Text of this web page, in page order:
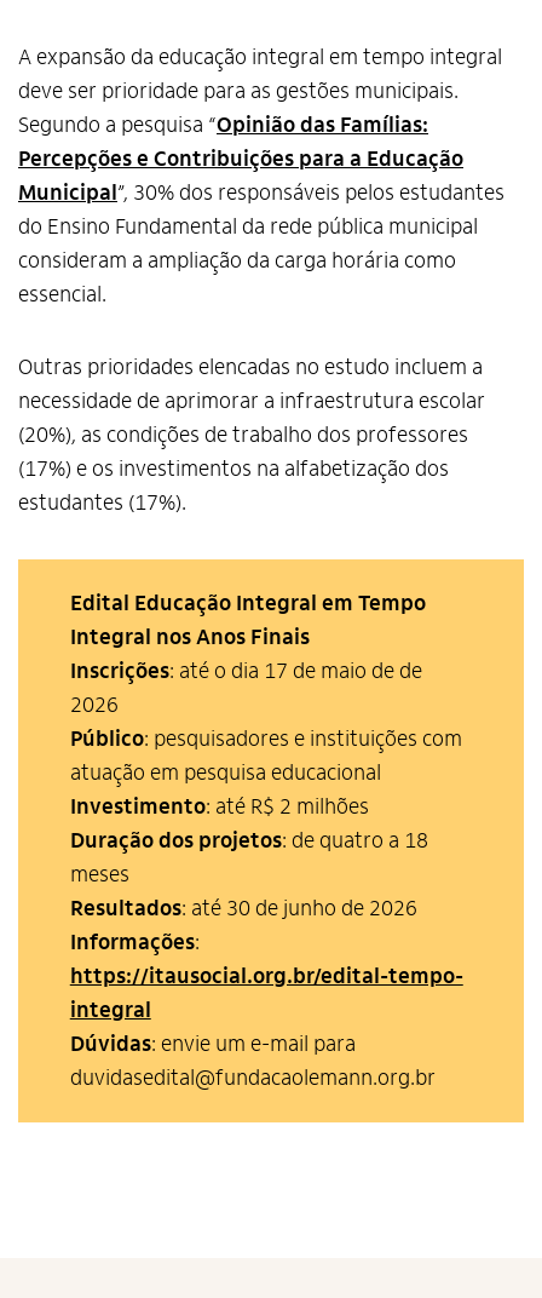
Alto Contraste
Termos de Uso e Política de
Privacidade
A expansão da educação integral em tempo integral
deve ser prioridade para as gestões municipais.
Segundo a pesquisa “Opinião das Famílias:
Percepções e Contribuições para a Educação
Municipal”, 30% dos responsáveis pelos estudantes
do Ensino Fundamental da rede pública municipal
consideram a ampliação da carga horária como
essencial.
Outras prioridades elencadas no estudo incluem a
necessidade de aprimorar a infraestrutura escolar
(20%), as condições de trabalho dos professores
(17%) e os investimentos na alfabetização dos
estudantes (17%).
Edital Educação Integral em Tempo
Integral nos Anos Finais
Inscrições: até o dia 17 de maio de de
2026
Público: pesquisadores e instituições com
atuação em pesquisa educacional
Investimento: até R$ 2 milhões
Duração dos projetos: de quatro a 18
meses
Resultados: até 30 de junho de 2026
Informações:
https://itausocial.org.br/edital-tempo-
integral
Dúvidas: envie um e-mail para
duvidasedital@fundacaolemann.org.br